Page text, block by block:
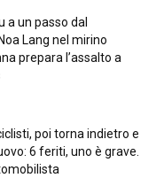
a un passo dal
Lang nel mirino
prepara l’assalto a
poi torna indietro e
6 feriti, uno è grave.